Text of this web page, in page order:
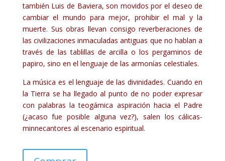
también Luis de Baviera, son movidos por el deseo de
cambiar el mundo para mejor, prohibir el mal y la
muerte. Sus obras llevan consigo reverberaciones de
las civilizaciones inmaculadas antiguas que no hablan a
través de las tablillas de arcilla o los pergaminos de
papiro, sino en el lenguaje de las armonías celestiales.
La música es el lenguaje de las divinidades. Cuando en
la Tierra se ha llegado al punto de no poder expresar
con palabras la teogámica aspiración hacia el Padre
(¿acaso fue posible alguna vez?), salen los cálicas-
minnecantores al escenario espiritual.